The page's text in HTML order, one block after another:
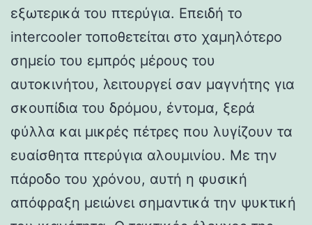
εξωτερικά του πτερύγια. Επειδή το
intercooler τοποθετείται στο χαμηλότερο
σημείο του εμπρός μέρους του
αυτοκινήτου, λειτουργεί σαν μαγνήτης για
σκουπίδια του δρόμου, έντομα, ξερά
φύλλα και μικρές πέτρες που λυγίζουν τα
ευαίσθητα πτερύγια αλουμινίου. Με την
πάροδο του χρόνου, αυτή η φυσική
απόφραξη μειώνει σημαντικά την ψυκτική